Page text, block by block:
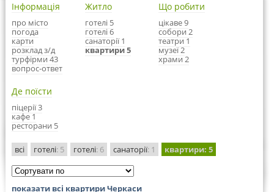
Інформація
про місто
погода
карти
розклад з/д
турфірми 43
вопрос-ответ
Житло
готелі 5
готелі 6
санаторії 1
квартири 5
Що робити
цікаве 9
собори 2
театри 1
музеї 2
храми 2
Де поїсти
піцерії 3
кафе 1
ресторани 5
всі готелі: 5 готелі: 6 санаторії: 1 квартири: 5
показати всі квартири Черкаси